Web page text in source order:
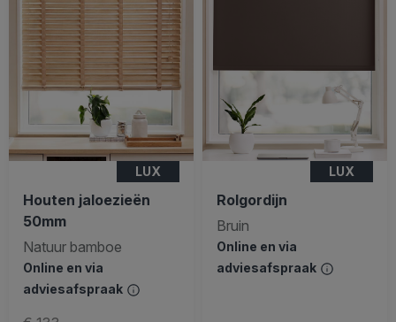
LUX
Houten jaloezieën
50mm
Natuur bamboe
Online en via
adviesafspraak
LUX
Rolgordijn
Bruin
Online en via
adviesafspraak